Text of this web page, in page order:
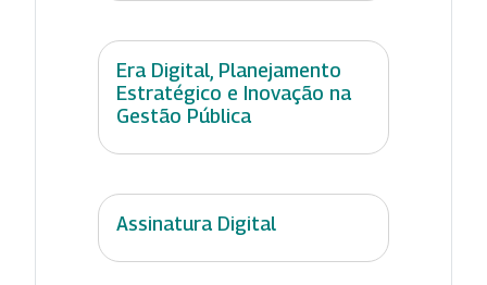
Era Digital, Planejamento
Estratégico e Inovação na
Gestão Pública
Assinatura Digital